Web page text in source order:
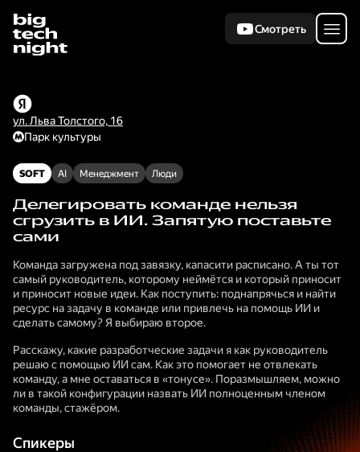
Смотреть
ул. Льва Толстого, 16
Парк культуры
SOFT AI Менеджмент Люди
Делегировать команде нельзя
сгрузить в ИИ. Запятую поставьте
сами
Команда загружена под завязку, капасити расписано. А ты тот
самый руководитель, которому неймётся и который приносит
и приносит новые идеи. Как поступить: поднапрячься и найти
ресурс на задачу в команде или привлечь на помощь ИИ и
сделать самому? Я выбираю второе.
Расскажу, какие разработческие задачи я как руководитель
решаю с помощью ИИ сам. Как это помогает не отвлекать
команду, а мне оставаться в «тонусе». Поразмышляем, можно
ли в такой конфигурации назвать ИИ полноценным членом
команды, стажёром.
Спикеры